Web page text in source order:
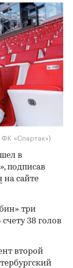
«Спартак»)
в
подписав
на сайте
три
38 голов
второй